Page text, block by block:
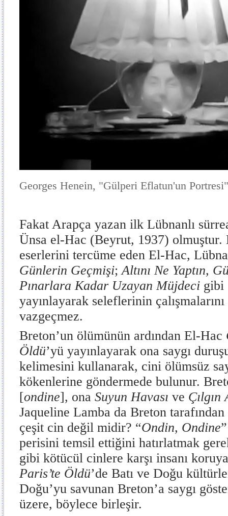
Georges Henein, "Gülperi Eflatun'un
Fakat Arapça yazan ilk Lübnanlı
Ünsa el-Hac (Beyrut, 1937) olmuştur.
eserlerini tercüme eden El-Hac,
Günlerin Geçmişi;Altını Ne Yaptın,
Pınarlara Kadar Uzayan Müjdeci gibi
yayınlayarak seleflerinin
vazgeçmez.
Breton’un ölümünün ardından El-Hac
Öldü’yü yayınlayarak ona saygı
kelimesini kullanarak, cini ölümsüz
kökenlerine göndermede bulunur.
[ondine], ona Suyun Havası ve Çılgın
Jaqueline Lamba da Breton
çeşit cin değil midir? “Ondin, Ondine
perisini temsil ettiğini hatırlatmak
gibi kötücül cinlere karşı insanı
Paris’te Öldü’de Batı ve Doğu
Doğu’yu savunan Breton’a saygı
üzere, böylece birleşir.